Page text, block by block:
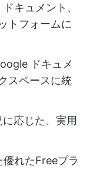
キュメント、
トフォームに
ドキュメ
スペースに統
応じた、実用
れたFreeプラ